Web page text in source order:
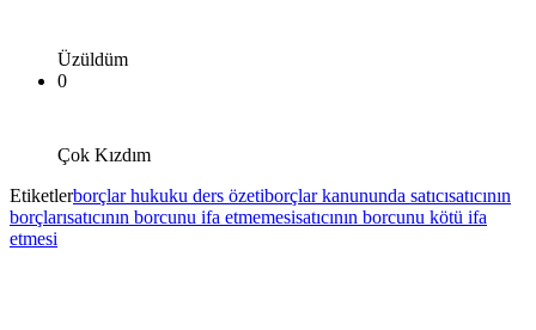
Üzüldüm
0
Çok Kızdım
Etiketlerborçlar hukuku ders özetiborçlar kanununda satıcısatıcının
borçlarısatıcının borcunu ifa etmemesisatıcının borcunu kötü ifa
etmesi